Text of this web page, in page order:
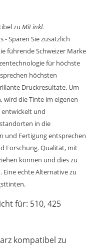
zu Mit inkl.
- Sparen Sie zusätzlich
führende Schweizer Marke
für höchste
höchsten
Druckresultate. Um
wird die Tinte im eigenen
entwickelt und
in die
und Fertigung entsprechen
Forschung. Qualität, mit
können und dies zu
echte Alternative zu
für: 510, 425
kompatibel zu